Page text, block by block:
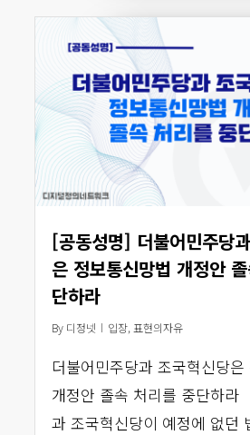
[공동성명] 더불어민주당
은 정보통신망법 개정안
단하라
By 디정넷 입장, 표현의자유
더불어민주당과 조국혁신당은
개정안 졸속 처리를 중단하
과 조국혁신당이 예정에 없던